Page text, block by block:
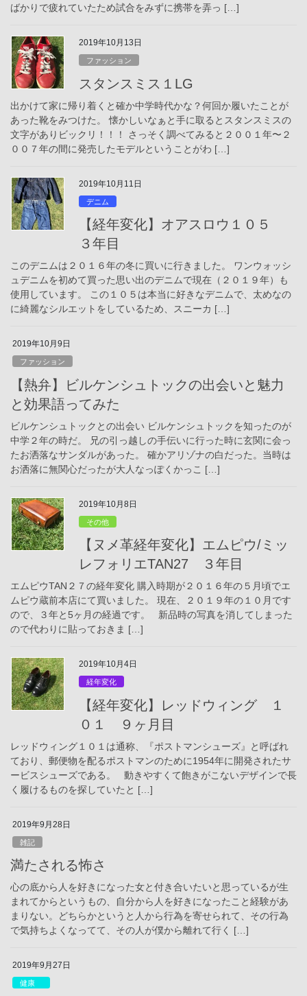
ばかりで疲れていたため試合をみずに携帯を弄っ […]
2019年10月13日
ファッション
スタンスミス１LG
出かけて家に帰り着くと確か中学時代かな？何回か履いたことが
あった靴をみつけた。 懐かしいなぁと手に取るとスタンスミスの
文字がありビックリ！！！ さっそく調べてみると２００１年〜２
００７年の間に発売したモデルということがわ […]
2019年10月11日
デニム
【経年変化】オアスロウ１０５
３年目
このデニムは２０１６年の冬に買いに行きました。 ワンウォッシ
ュデニムを初めて買った思い出のデニムで現在（２０１９年）も
使用しています。 この１０５は本当に好きなデニムで、太めなの
に綺麗なシルエットをしているため、スニーカ […]
2019年10月9日
ファッション
【熱弁】ビルケンシュトックの出会いと魅力
と効果語ってみた
ビルケンシュトックとの出会い ビルケンシュトックを知ったのが
中学２年の時だ。 兄の引っ越しの手伝いに行った時に玄関に会っ
たお洒落なサンダルがあった。 確かアリゾナの白だった。当時は
お洒落に無関心だったが大人なっぽくかっこ […]
2019年10月8日
その他
【ヌメ革経年変化】エムピウ/ミッ
レフォリエTAN27 ３年目
エムピウTAN２７の経年変化 購入時期が２０１６年の５月頃でエ
ムピウ蔵前本店にて買いました。 現在、２０１９年の１０月です
ので、３年と5ヶ月の経過です。 新品時の写真を消してしまった
ので代わりに貼っておきま […]
2019年10月4日
経年変化
【経年変化】レッドウィング １
０１ ９ヶ月目
レッドウィング１０１は通称、『ポストマンシューズ』と呼ばれ
ており、郵便物を配るポストマンのために1954年に開発されたサ
ービスシューズである。 動きやすくて飽きがこないデザインで長
く履けるものを探していたと […]
2019年9月28日
雑記
満たされる怖さ
心の底から人を好きになった女と付き合いたいと思っているが生
まれてからというもの、自分から人を好きになったこと経験があ
まりない。どちらかというと人から行為を寄せられて、その行為
で気持ちよくなってて、その人が僕から離れて行く […]
2019年9月27日
健康